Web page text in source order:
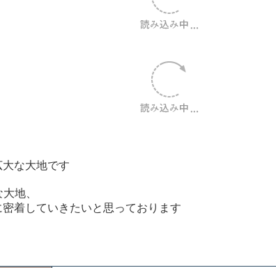
な大地です
地、
着していきたいと思っております